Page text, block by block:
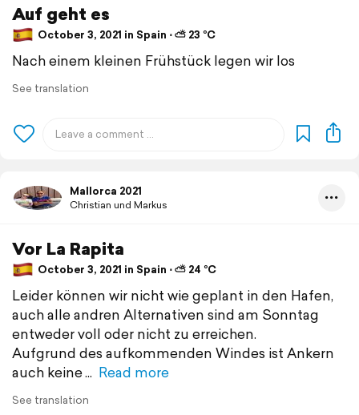
Auf geht es
October 3, 2021 in Spain ⋅ ⛅ 23 °C
Nach einem kleinen Frühstück legen wir los
See translation
Mallorca 2021
Christian und Markus
Vor La Rapita
October 3, 2021 in Spain ⋅ ⛅ 24 °C
Leider können wir nicht wie geplant in den Hafen,
auch alle andren Alternativen sind am Sonntag
entweder voll oder nicht zu erreichen.
Aufgrund des aufkommenden Windes ist Ankern
auch keine
Read more
See translation